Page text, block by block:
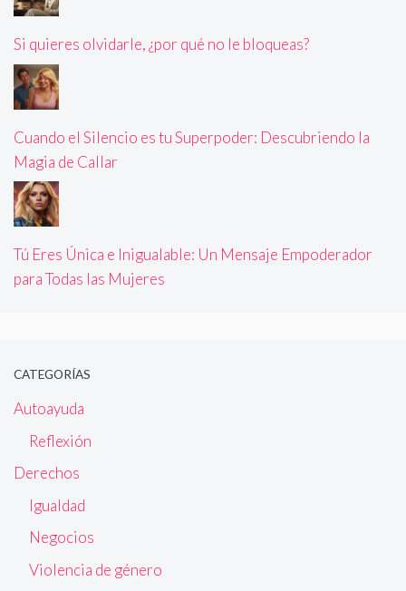
Si quieres olvidarle, ¿por qué no le bloqueas?
Cuando el Silencio es tu Superpoder: Descubriendo la
Magia de Callar
Tú Eres Única e Inigualable: Un Mensaje Empoderador
para Todas las Mujeres
CATEGORÍAS
Autoayuda
Reflexión
Derechos
Igualdad
Negocios
Violencia de género